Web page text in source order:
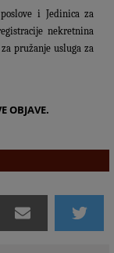
i Jedinica za
nekretnina
pružanje usluga za
OBJAVE.